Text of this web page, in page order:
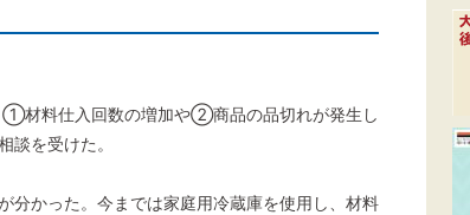
①材料仕入回数の増加や②商品の品切れが発生し
を受けた。
かった。今までは家庭用冷蔵庫を使用し、材料